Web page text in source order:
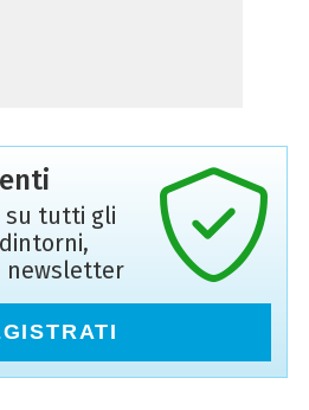
su tutti gli
newsletter